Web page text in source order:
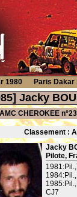
Jacky
AMC CHEROKEE
Classement :
Jacky
Pilote,
CJ7
1980 Paris Dakar